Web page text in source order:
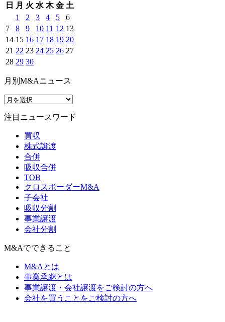
日
月 火 水 木 金 土
1
2 3 4 5
6
7
8 9 10 11 12 13
14 15 16 17 18 19 20
21 22 23 24 25 26 27
28 29 30
月別M&Aニュース
注目ニュースワード
買収
株式譲渡
合併
吸収合併
TOB
クロスボーダーM&A
子会社
吸収分割
事業譲渡
会社分割
M&Aでできること
M&Aとは
事業承継とは
事業譲渡・会社譲渡をご検討の方へ
会社を買うことをご検討の方へ